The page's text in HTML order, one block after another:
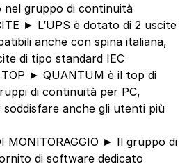
nel gruppo di continuità
► L’UPS è dotato di 2 uscite
anche con spina italiana,
di tipo standard IEC
TOP ► QUANTUM è il top di
di continuità per PC,
anche gli utenti più
MONITORAGGIO ► Il gruppo di
di software dedicato